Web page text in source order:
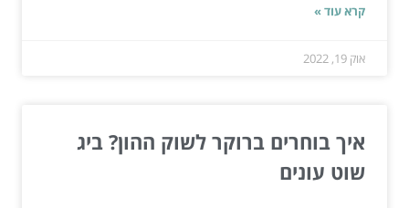
קרא עוד »
אוק 19, 2022
איך בוחרים ברוקר לשוק ההון? ביג
שוט עונים